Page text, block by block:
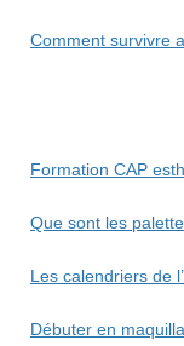
Comment survivre
Formation CAP
Que sont les
Les calendriers de
Débuter en